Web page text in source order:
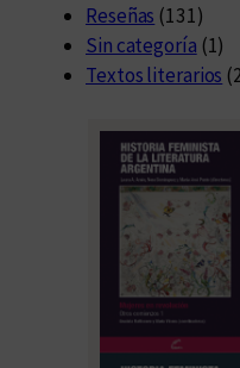
Reseñas (131)
Sin categoría (1)
Textos literarios